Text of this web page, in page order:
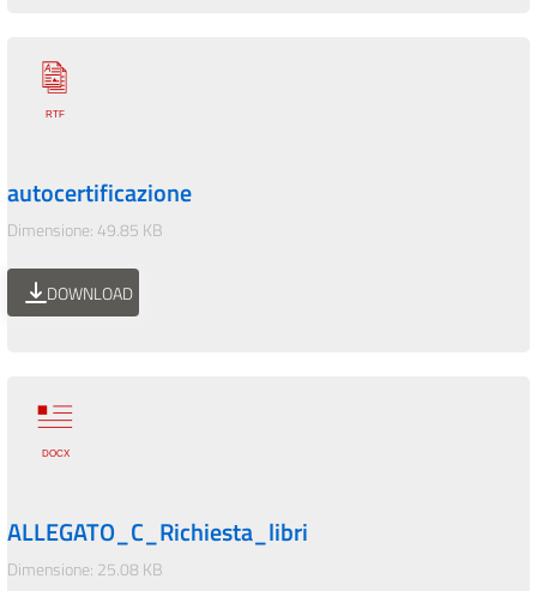
autocertificazione
Dimensione: 49.85 KB
DOWNLOAD
ALLEGATO_C_Richiesta_libri
Dimensione: 25.08 KB